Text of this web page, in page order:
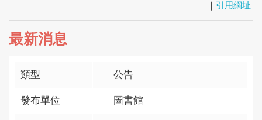
｜ 引用網址
最新消息
類型 公告
發布單位 圖書館